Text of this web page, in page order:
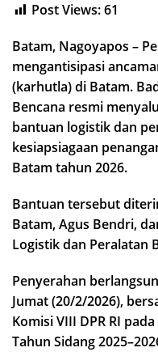
Post Views:61
Batam, Nagoyapos –
mengantisipasi
(karhutla) di Batam.
Bencana resmi
bantuan logistik dan
kesiapsiagaan
Batam tahun 2026.
Bantuan tersebut
Batam, Agus Bendri,
Logistik dan Peralatan
Penyerahan
Jumat (20/2/2026),
Komisi VIII DPR RI
Tahun Sidang